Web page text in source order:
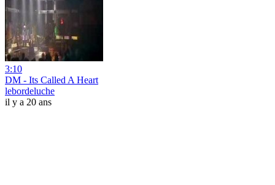
3:10
DM - Its Called A Heart
lebordeluche
il y a 20 ans